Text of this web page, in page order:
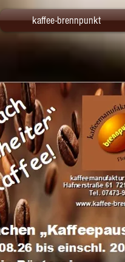
kaffee-brennpunkt